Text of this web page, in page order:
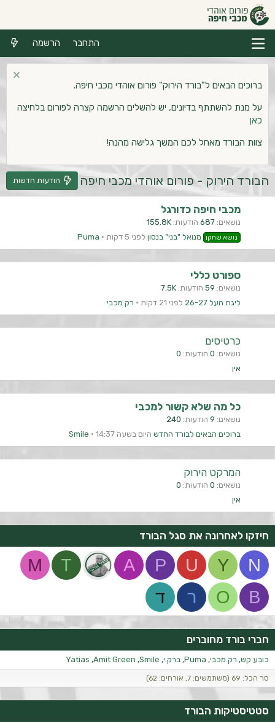
התחבר הרשמה
ברוכים הבאים ל"בורד הירוק" פורום אוהדי מכבי חיפה.
על מנת להשתתף בדיונים, יש להשלים הרשמה קצרה לפורום בלחיצה
כאן
צוות הבורד מאחל לכם המשך גלישה מהנה!
הבורד הירוק - פורום אוהדי מכבי חיפה הודעות חדשות
מכבי חיפה כדורגל
נושאים 687 הודעות 155.8K
נושא שחקן מנואל "בני" בנסון לפני 5 דקות Puma
ספורט כללי
נושאים 59 הודעות 7.5K
ליגת העל 26-27
לפני 21 דקות רק מכבי
כרטיסים
נושאים 0 הודעות 0
אין
כל מה שלא קשור למכבי
נושאים 9 הודעות 240
ברוכים הבאים לבורד החדש היום בשעה 14:37 Smile
המרקט הירוק
נושאים 0 הודעות 0
אין
חיזקו לאחרונה את סגל הבורד
N
Y
U
P
A
T
M
B
O ר ד
חברי בורד מחוברים
כובע קש רק מכבי Puma ברק.י Smile
Amit Green
Yatias
סך הכל: 69 (משתמשים: 7, אורחים: 62)
סטטיסטיקות הבורד